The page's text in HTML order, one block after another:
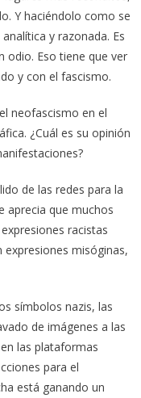
Y haciéndolo como se
y razonada. Es
odio. Eso tiene que ver
y con el fascismo.
neofascismo en el
¿Cuál es su opinión
de las redes para la
aprecia que muchos
racistas
misóginas,
símbolos nazis, las
de imágenes a las
las plataformas
para el
está ganando un